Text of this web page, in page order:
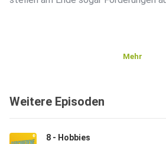
Mehr
Weitere Episoden
8 - Hobbies